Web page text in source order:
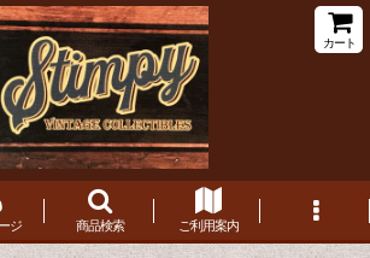
カート
ジ 商品検索 ご利用案内